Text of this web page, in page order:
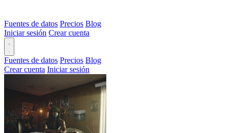
Fuentes de datos Precios Blog
Iniciar sesión Crear cuenta
Fuentes de datos Precios Blog
Crear cuenta Iniciar sesión